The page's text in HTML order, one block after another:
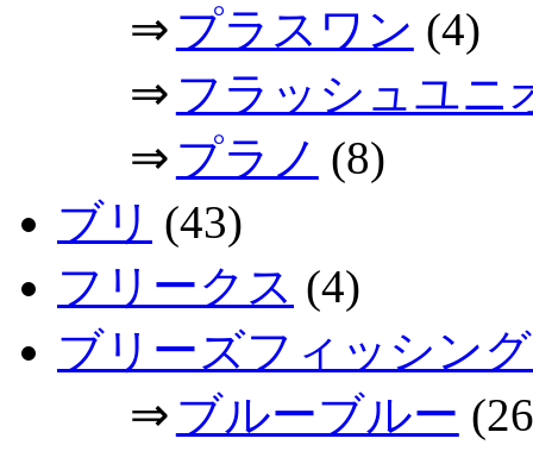
⇒ プラスワン (4)
⇒ フラッシュユニ
⇒ プラノ (8)
ブリ (43)
フリークス (4)
ブリーズフィッシン
⇒ ブルーブルー